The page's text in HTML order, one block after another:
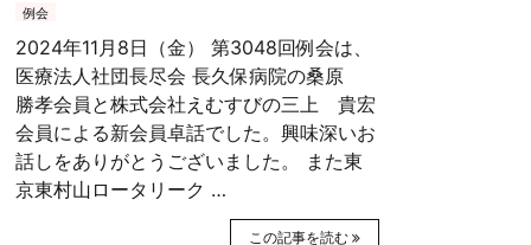
例会
2024年11月8日（金） 第3048回例会は、
医療法人社団長尽会 長久保病院の桑原
勝孝会員と株式会社えむすびの三上 貴宏
会員による新会員卓話でした。興味深いお
話しをありがとうございました。 また東
京東村山ロータリーク …
この記事を読む